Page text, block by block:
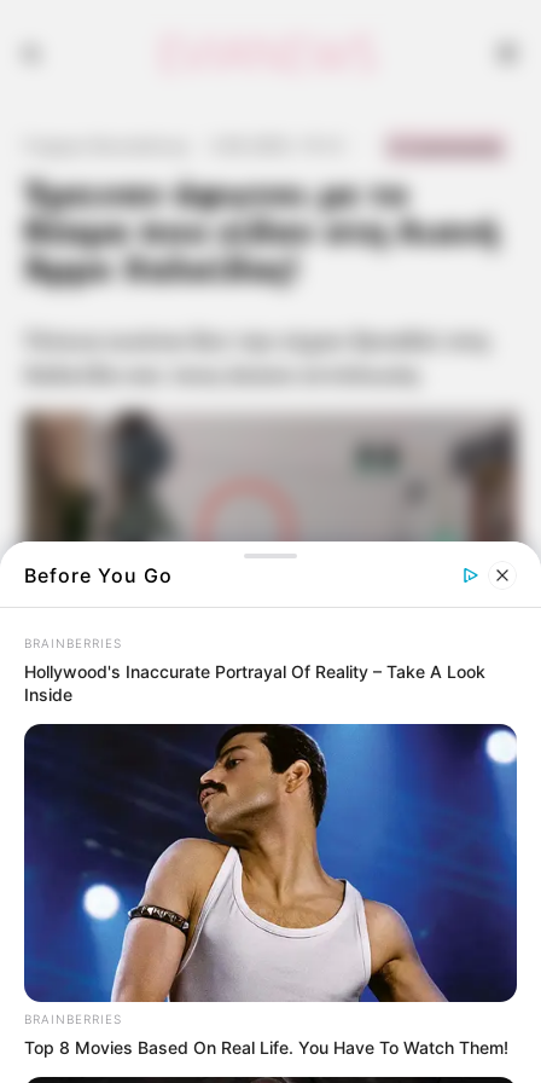
Έμειναν άφωνοι με το
θέαμα που είδαν στη Λιανή
Άμμο Χαλκίδας!
Τέτοια εικόνα δεν την είχαν ξαναδεί στη
Ήταν απόγευμα, όταν όσοι ήταν στα
αυτοκίνητα τους στηΛιανή Άμμο
κοίταξαν
τον ορίζοντα και πάγωσαν.
Η θάλασσα… δεν φαίνονταν πουθενά. Είχε
εξαφανιστεί.
Το γαλάζιο είχε δώσει τη θέση του σε μια
θολή, γκρίζα απεραντοσύνη.
Ούτε κύμα, ούτε οι γλάροι φαίνονταν, ούτε ο
ήχος από τα νερά που χτυπούν την ακτή.
Before You Go
BRAINBERRIES
Hollywood's Inaccurate Portrayal Of Reality – Take A Look
Inside
BRAINBERRIES
Top 8 Movies Based On Real Life. You Have To Watch Them!